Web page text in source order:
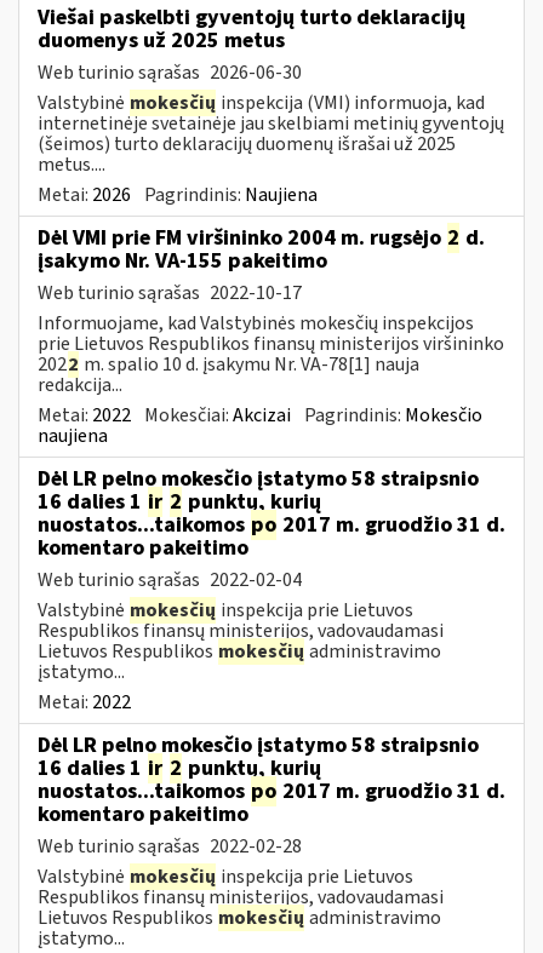
Viešai paskelbti gyventojų turto deklaracijų
duomenys už 2025 metus
Web turinio sąrašas 2026-06-30
Valstybinė mokesčių inspekcija (VMI) informuoja, kad
internetinėje svetainėje jau skelbiami metinių gyventojų
(šeimos) turto deklaracijų duomenų išrašai už 2025
metus....
Metai: 2026 Pagrindinis: Naujiena
Dėl VMI prie FM viršininko 2004 m. rugsėjo 2 d.
įsakymo Nr. VA-155 pakeitimo
Web turinio sąrašas 2022-10-17
Informuojame, kad Valstybinės mokesčių inspekcijos
prie Lietuvos Respublikos finansų ministerijos viršininko
2022 m. spalio 10 d. įsakymu Nr. VA-78[1] nauja
redakcija...
Metai: 2022 Mokesčiai:Akcizai Pagrindinis: Mokesčio
naujiena
Dėl LR pelno mokesčio įstatymo 58 straipsnio
16 dalies 1 ir 2 punktų, kurių
nuostatos...taikomos po 2017 m. gruodžio 31 d.
komentaro pakeitimo
Web turinio sąrašas 2022-02-04
Valstybinė mokesčių inspekcija prie Lietuvos
Respublikos finansų ministerijos, vadovaudamasi
Lietuvos Respublikos mokesčių administravimo
įstatymo...
Metai: 2022
Dėl LR pelno mokesčio įstatymo 58 straipsnio
16 dalies 1 ir 2 punktų, kurių
nuostatos...taikomos po 2017 m. gruodžio 31 d.
komentaro pakeitimo
Web turinio sąrašas 2022-02-28
Valstybinė mokesčių inspekcija prie Lietuvos
Respublikos finansų ministerijos, vadovaudamasi
Lietuvos Respublikos mokesčių administravimo
įstatymo...